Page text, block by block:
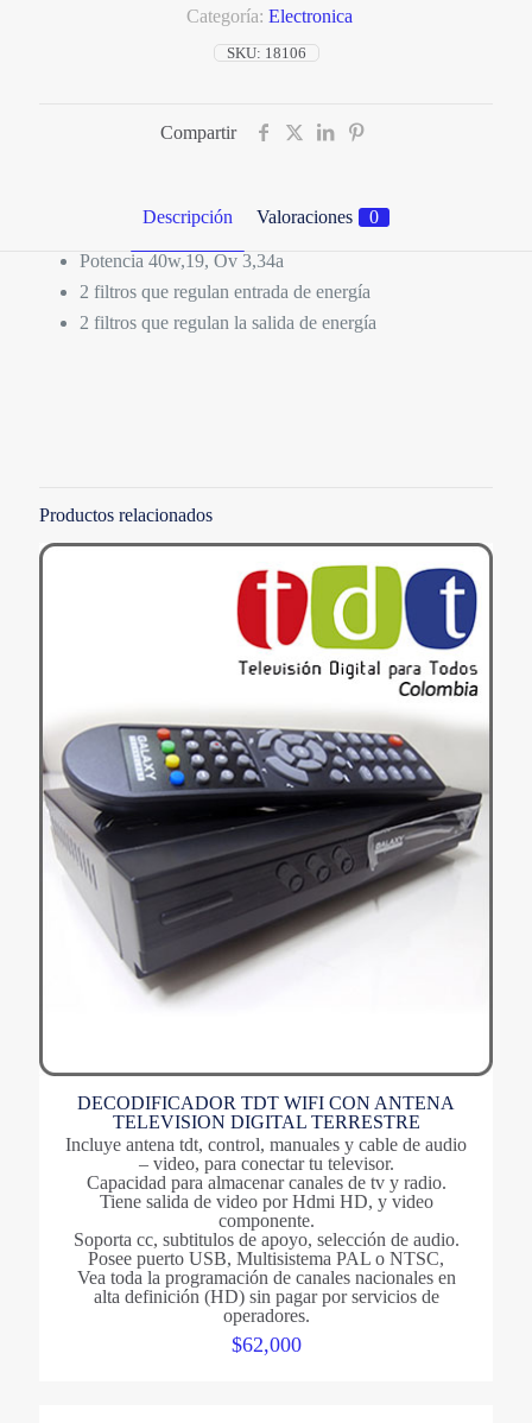
SKU: 18106
Categoría: Electronica
Compartir
Descripción Valoraciones 0
Potencia 40w,19, Ov 3,34a
2 filtros que regulan entrada de energía
2 filtros que regulan la salida de energía
Productos relacionados
DECODIFICADOR TDT WIFI CON ANTENA
TELEVISION DIGITAL TERRESTRE
Incluye antena tdt, control, manuales y cable de audio
– video, para conectar tu televisor.
Capacidad para almacenar canales de tv y radio.
Tiene salida de video por Hdmi HD, y video
componente.
Soporta cc, subtitulos de apoyo, selección de audio.
Posee puerto USB, Multisistema PAL o NTSC,
Vea toda la programación de canales nacionales en
alta definición (HD) sin pagar por servicios de
operadores.
$62,000